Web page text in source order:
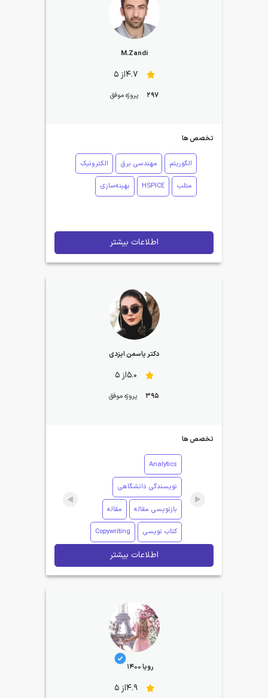
M.Zandi
4.7از 5
297 پروژه موفق
تخصص ها
الگوریتم مهندسی برق الکترونیک
متلب HSPICE بهینه‌سازی
اطلاعات بیشتر
دکتر یاسمن ایزدی
5.0از 5
395 پروژه موفق
تخصص ها
Analytics
نویسندگی دانشگاهی
بازنویسی مقاله مقاله
کتاب نویسی Copywriting
اطلاعات بیشتر
رویا 1400
4.9از 5